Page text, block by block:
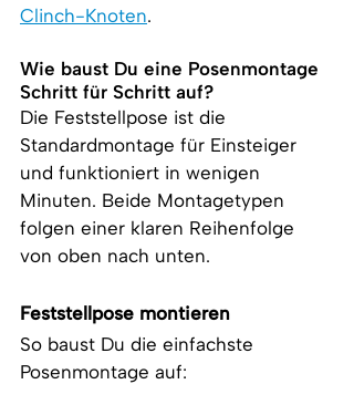
Clinch-Knoten.
Wie baust Du eine Posenmontage
Schritt für Schritt auf?
Die Feststellpose ist die
Standardmontage für Einsteiger
und funktioniert in wenigen
Minuten. Beide Montagetypen
folgen einer klaren Reihenfolge
von oben nach unten.
Feststellpose montieren
So baust Du die einfachste
Posenmontage auf: